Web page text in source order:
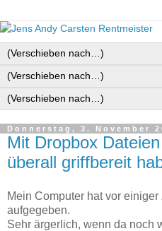
Donnerstag, 3. November
Mit Dropbox
überall griffbereit
Mein Computer hat vor
aufgegeben.
Sehr ärgerlich, wenn da noch